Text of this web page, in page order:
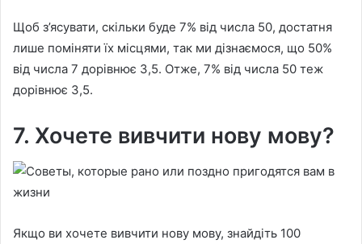
Щоб з’ясувати, скільки буде 7% від числа 50, достатня
лише поміняти їх місцями, так ми дізнаємося, що 50%
від числа 7 дорівнює 3,5. Отже, 7% від числа 50 теж
дорівнює 3,5.
7. Хочете вивчити нову мову?
Якщо ви хочете вивчити нову мову, знайдіть 100